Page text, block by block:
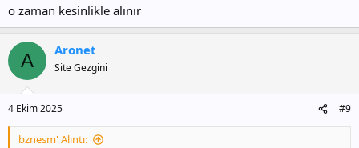
o zaman kesinlikle alınır
A Aronet
Site Gezgini
4 Ekim 2025 #9
bznesm' Alıntı: